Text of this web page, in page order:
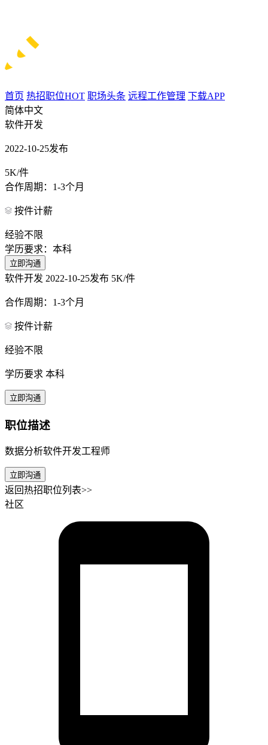
首页 热招职位HOT 职场头条 远程工作管理 下载APP
简体中文
软件开发
2022-10-25发布
5K/件
合作周期：1-3个月
按件计薪
经验不限
学历要求：本科
立即沟通
软件开发 2022-10-25发布 5K/件
合作周期：1-3个月
按件计薪
经验不限
学历要求 本科
立即沟通
职位描述
数据分析软件开发工程师
立即沟通
返回热招职位列表>>
社区